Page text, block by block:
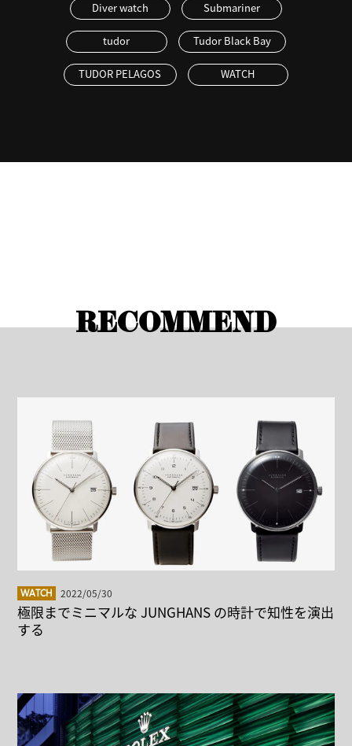
Diver watch Submariner
tudor Tudor Black Bay
TUDOR PELAGOS WATCH
RECOMMEND
WATCH 2022/05/30
極限までミニマルな JUNGHANS の時計で知性を演出
する